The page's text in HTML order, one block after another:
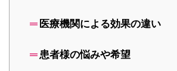
医療機関による効果の違い
患者様の悩みや希望